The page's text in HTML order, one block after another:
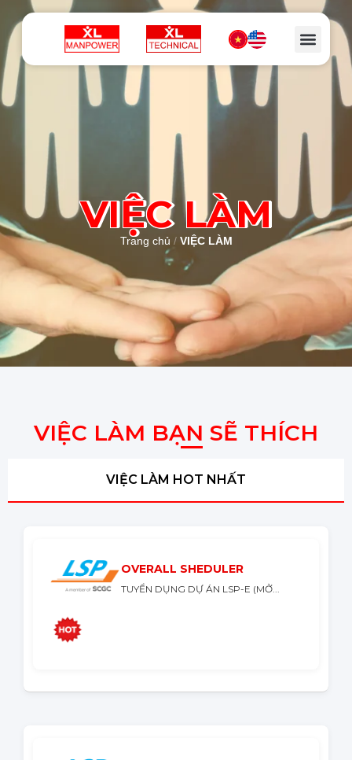
VIỆC LÀM
Trang chủ / VIỆC LÀM
VIỆC LÀM BẠN SẼ THÍCH
VIỆC LÀM HOT NHẤT
OVERALL SHEDULER
TUYỂN DỤNG DỰ ÁN LSP-E (MỞ...